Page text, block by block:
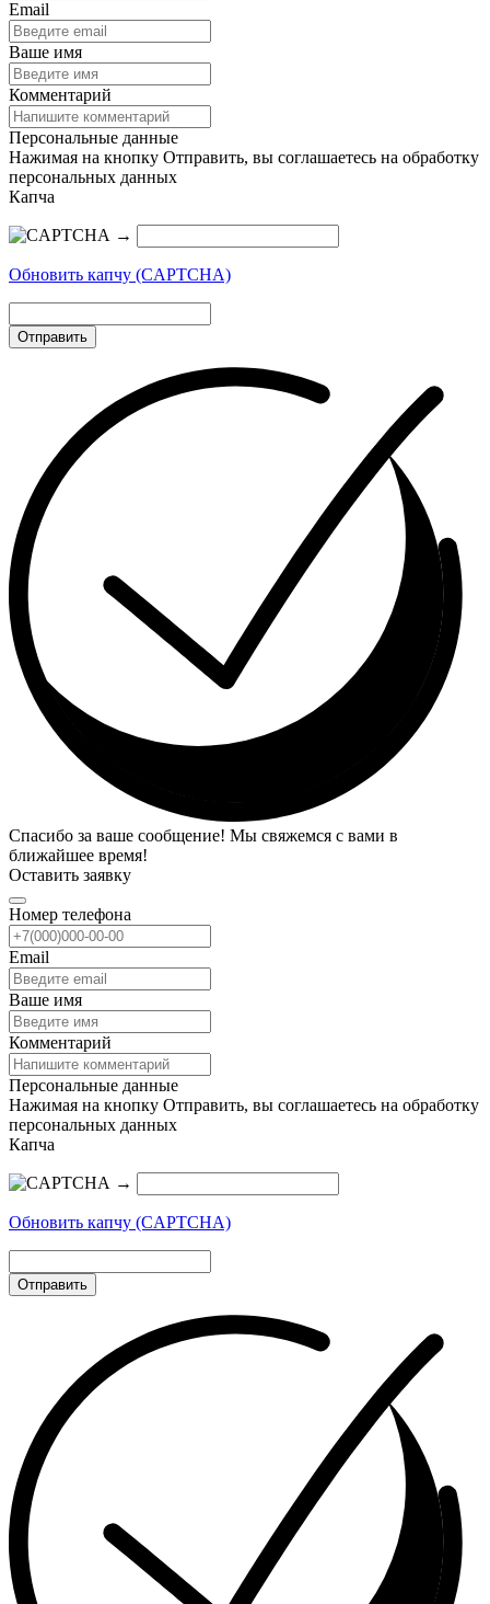
Email
Ваше имя
Комментарий
Персональные данные
Нажимая на кнопку Отправить, вы соглашаетесь на обработку
персональных данных
Капча
→
Обновить капчу (CAPTCHA)
Отправить
Спасибо за ваше сообщение! Мы свяжемся с вами в
ближайшее время!
Оставить заявку
Номер телефона
Email
Ваше имя
Комментарий
Персональные данные
Нажимая на кнопку Отправить, вы соглашаетесь на обработку
персональных данных
Капча
→
Обновить капчу (CAPTCHA)
Отправить